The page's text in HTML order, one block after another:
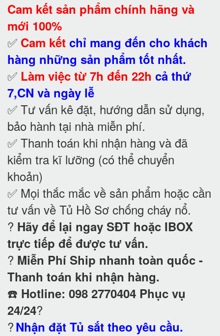
Cam kết sản phẩm chính hãng và
mới 100%
✅ Cam kết chỉ mang đến cho khách
hàng những sản phẩm tốt nhất.
✅ Làm việc từ 7h đến 22h cả thứ
7,CN và ngày lễ
✅ Tư vấn kê đặt, hướng dẫn sử dụng,
bảo hành tại nhà miễn phí.
✅ Thanh toán khi nhận hàng và đã
kiểm tra kĩ lưỡng (có thể chuyển
khoản)
✅ Mọi thắc mắc về sản phẩm hoặc cần
tư vấn về Tủ Hồ Sơ chống cháy nổ.
? Hãy để lại ngay SĐT hoặc IBOX
trực tiếp để được tư vấn.
? Miễn Phí Ship nhanh toàn quốc -
Thanh toán khi nhận hàng.
☎️ Hotline: 098 2770404 Phục vụ
24/24?
?Nhận đặt Tủ sắt theo yêu cầu.